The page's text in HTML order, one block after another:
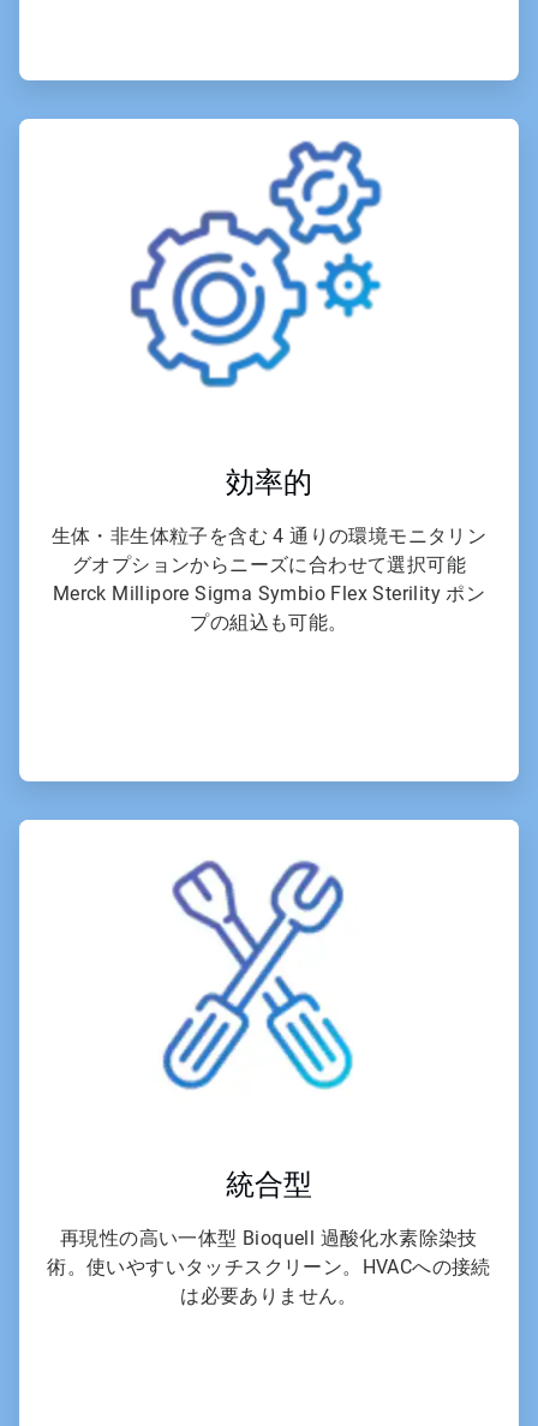
の
6
効率的
生体・非生体粒子を含む 4 通りの環境モニタリン
グオプションからニーズに合わせて選択可能
Merck Millipore Sigma Symbio Flex Sterility ポン
プの組込も可能。
の
6
統合型
再現性の高い一体型 Bioquell 過酸化水素除染技
術。使いやすいタッチスクリーン。HVACへの接続
は必要ありません。